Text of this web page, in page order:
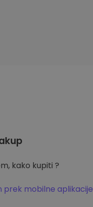
kako kupiti ?
mobilne aplikacije